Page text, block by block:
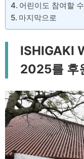
어린이도 참여할
마지막으로
ISHIGAKI
2025를 후